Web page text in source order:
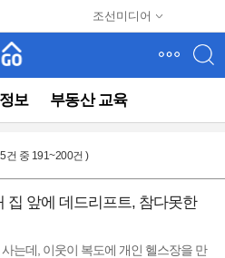
조선미디어
보 부동산 교육
건 중 191~200건 )
집 앞에 데드리프트, 참다못한
사는데, 이웃이 복도에 개인 헬스장을 만